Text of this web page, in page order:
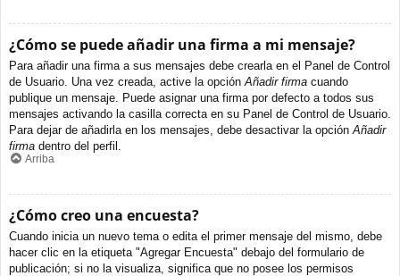
¿Cómo se puede añadir una firma a mi mensaje?
Para añadir una firma a sus mensajes debe crearla en el Panel de Control
de Usuario. Una vez creada, active la opciónAñadir firma cuando
publique un mensaje. Puede asignar una firma por defecto a todos sus
mensajes activando la casilla correcta en su Panel de Control de Usuario.
Para dejar de añadirla en los mensajes, debe desactivar la opciónAñadir
firma dentro del perfil.
Arriba
¿Cómo creo una encuesta?
Cuando inicia un nuevo tema o edita el primer mensaje del mismo, debe
hacer clic en la etiqueta "Agregar Encuesta" debajo del formulario de
publicación; si no la visualiza, significa que no posee los permisos